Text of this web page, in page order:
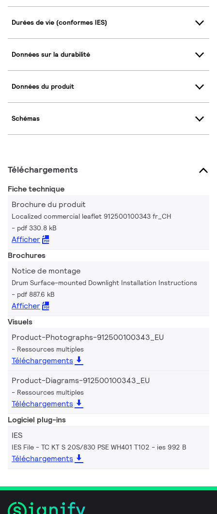
Durées de vie (conformes IES)
Données sur la durabilité
Données du produit
Schémas
Téléchargements
Fiche technique
Brochure du produit
Localized commercial leaflet 912500100343 fr_CH
pdf 330.8 kB
Afficher
Brochures
Notice de montage
Drum Surface-mounted Downlight Installation Instructions
pdf 887.6 kB
Afficher
Visuels
Product-Photographs-912500100343_EU
Ressources multiples
Téléchargements
Product-Diagrams-912500100343_EU
Ressources multiples
Téléchargements
Logiciel plug-ins
IES
IES File - TC KT S 20S/830 PSE WH401 T102 ies 992 B
Téléchargements